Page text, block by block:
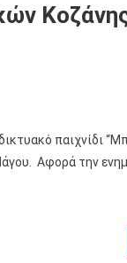
Κοζάνης
παιχνίδι
Αφορά την